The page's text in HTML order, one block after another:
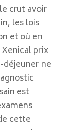
crut avoir
les lois
et où en
prix
ne
est
cette